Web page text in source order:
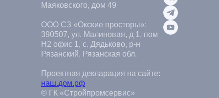
Маяковского, дом 49
ООО СЗ «Окские просторы»:
390507, ул. Малиновая, д 1, пом
Н2 офис 1, с. Дядьково, р-н
Рязанский, Рязанская обл.
Проектная декларация на сайте:
наш.дом.рф
© ГК «Стройпромсервис»